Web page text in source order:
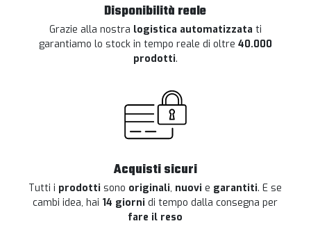
Disponibilità reale
Grazie alla nostra logistica automatizzata ti
garantiamo lo stock in tempo reale di oltre 40.000
prodotti.
Acquisti sicuri
Tutti i prodotti sono originali, nuovi e garantiti. E se
cambi idea, hai 14 giorni di tempo dalla consegna per
fare il reso